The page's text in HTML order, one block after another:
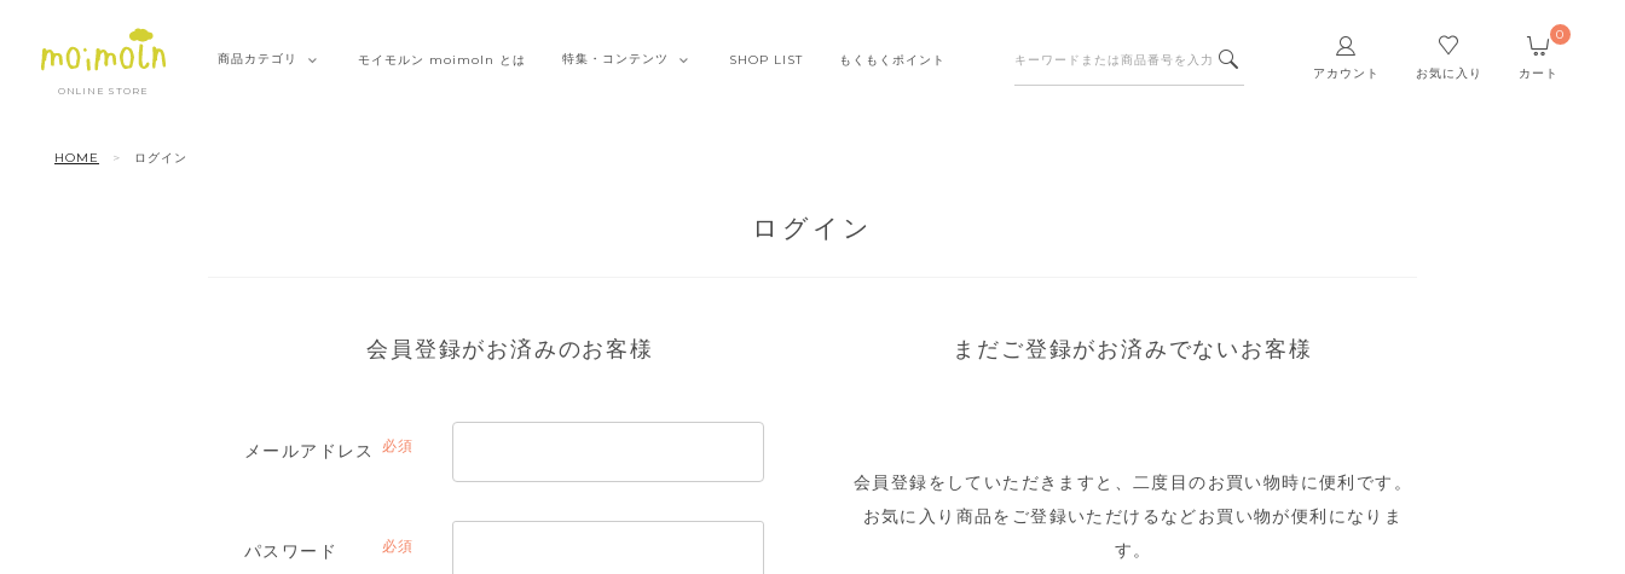
ONLINE STORE
アカウント お気に入り カート
0
商品カテゴリ モイモルン moimoln とは 特集・ コンテンツ SHOP LIST もくもくポイント
HOME ログイン
ログイン
会員登録がお済みのお客様
メールアドレス
パスワード
まだご登録がお済みでないお客様
会員登録をしていただきますと、二度目のお買い物時に便利です。
お気に入り商品をご登録いただけるなどお買い物が便利になりま
す。